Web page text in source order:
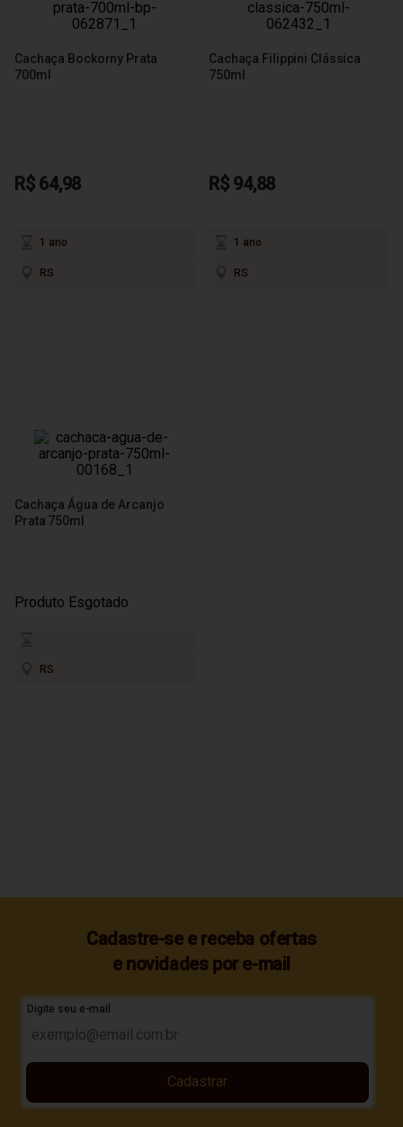
Cachaça Bockorny Prata
700ml
R$ 64,98
1 ano
RS
Cachaça Filippini Clássica
750ml
R$ 94,88
1 ano
RS
Cachaça Água de Arcanjo
Prata 750ml
Produto Esgotado
RS
Cadastre-se e receba ofertas
e novidades por e-mail
Digite seu e-mail
Cadastrar